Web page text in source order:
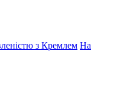
з Кремлем На